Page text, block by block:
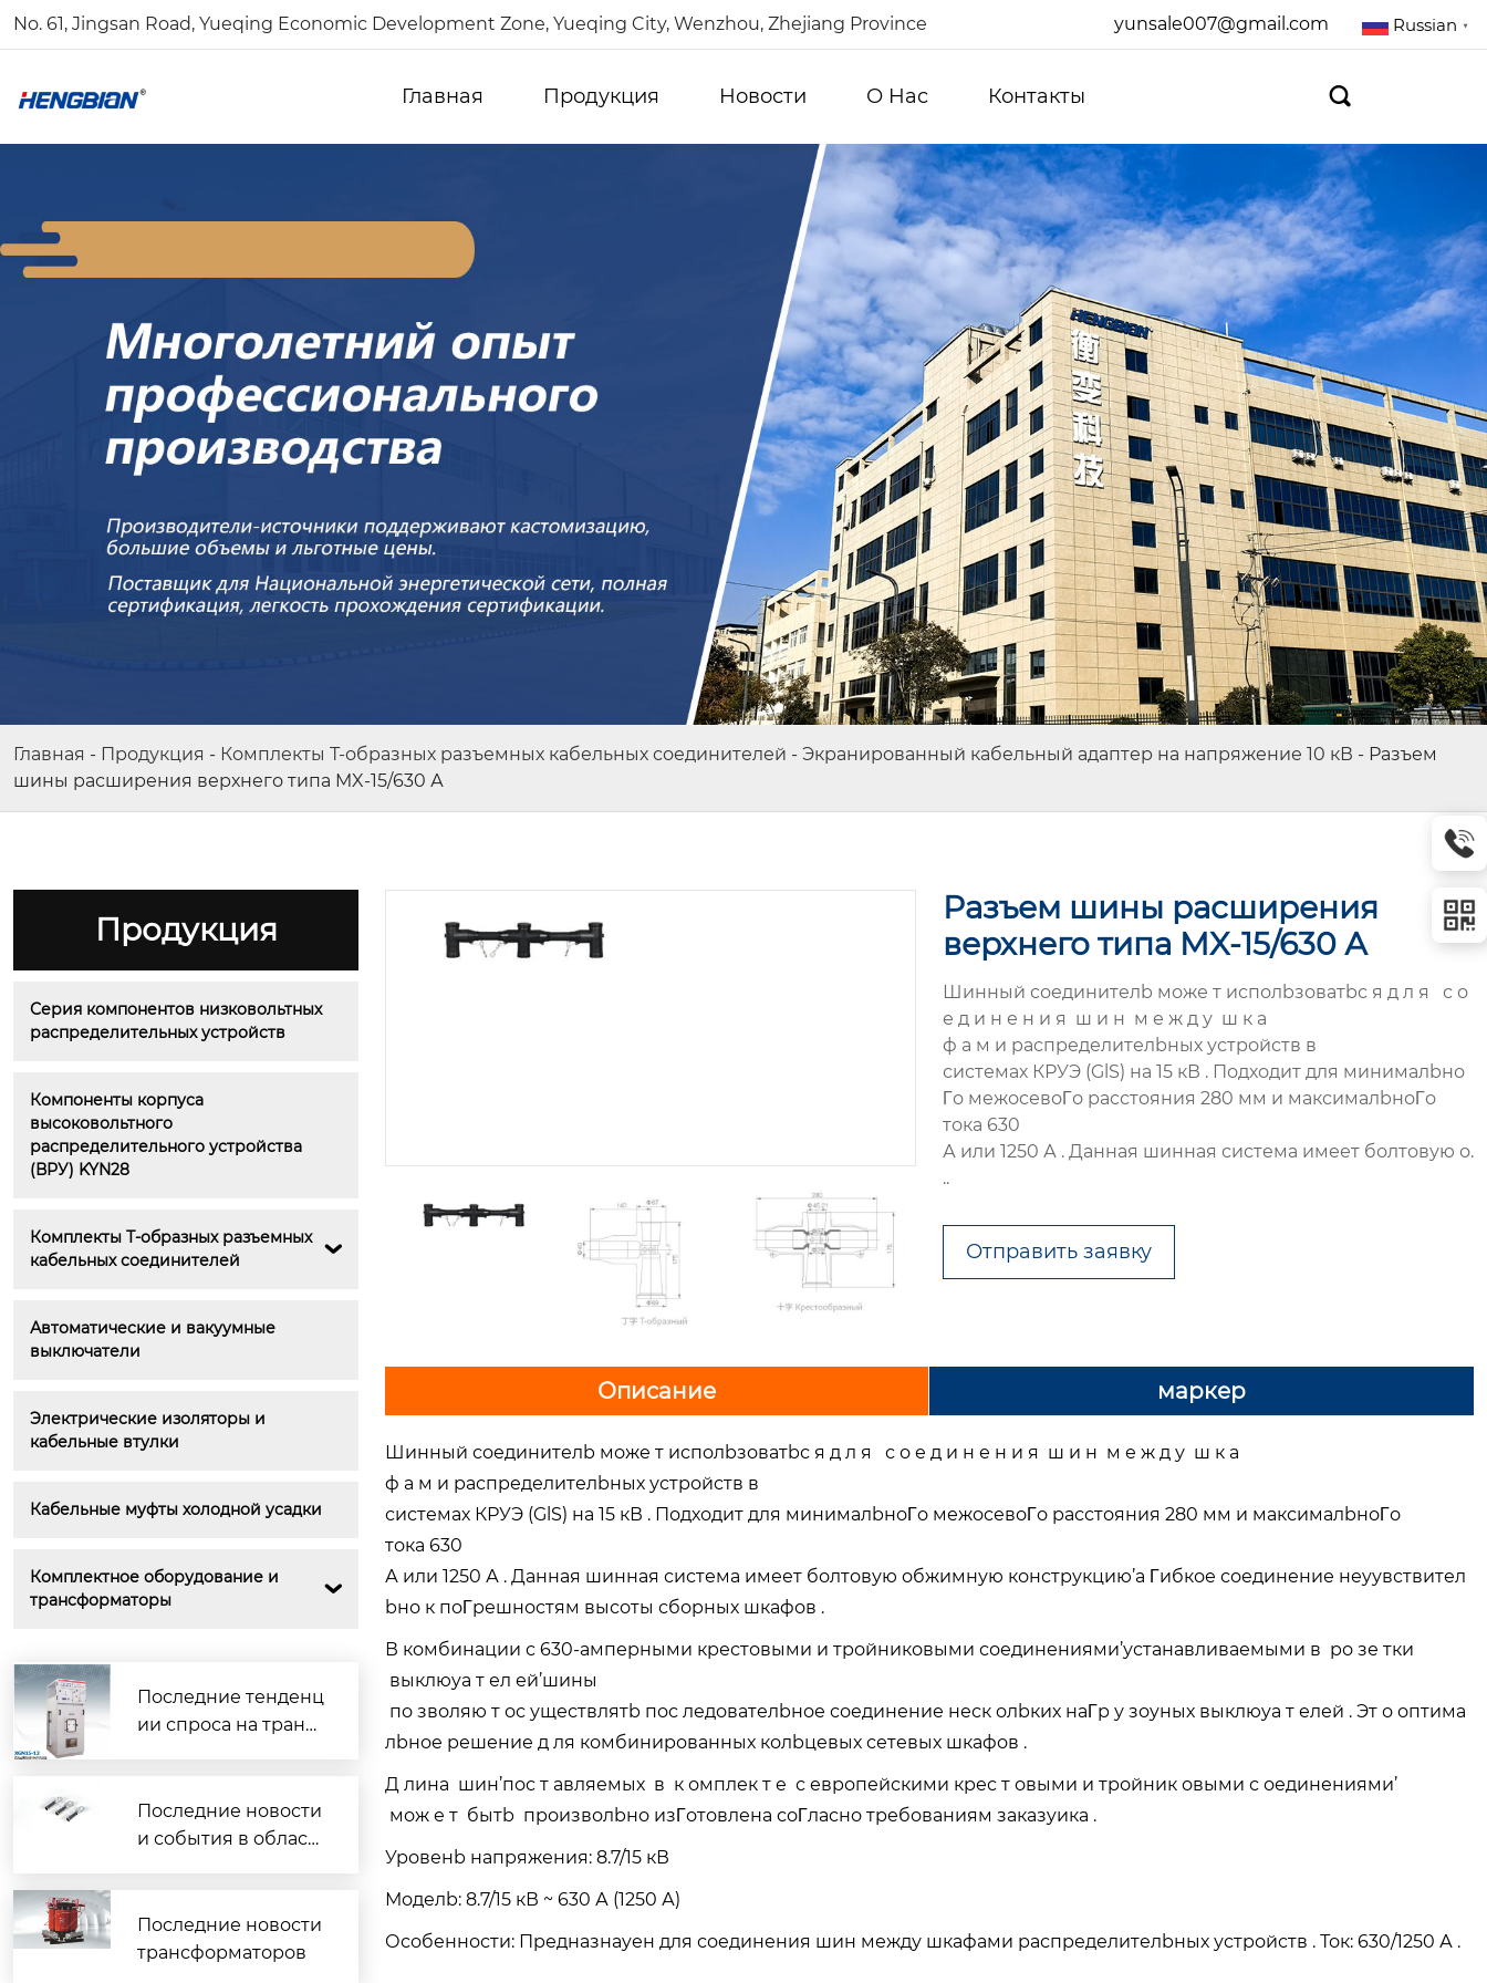
No. 61, Jingsan Road, Yueqing Economic Development Zone, Yueqing City, Wenzhou, Zhejiang Province yunsale007@gmail.com Russian ▼
Главная Продукция Новости О Hас Контакты 
Главная - Продукция - Комплекты Т-образных разъемных кабельных соединителей - Экранированный кабельный адаптер на напряжение 10 кВ - Разъем
шины расширения верхнего типа MX-15/630 А
Продукция
Серия компонентов низковольтных
распределительных устройств
Компоненты корпуса
высоковольтного
распределительного устройства
(ВРУ) KYN28
Комплекты Т-образных разъемных
кабельных соединителей

Автоматические и вакуумные
выключатели
Электрические изоляторы и
кабельные втулки
Кабельные муфты холодной усадки
Комплектное оборудование и
трансформаторы

Последние тенденц
ии спроса на транс
Последние новости
и события в област
Последние новости
трансформаторов
его выключателя
Элегазовое комплектное распр
еделительное устройство (КРУ
Разъем шины расширения
верхнего типа MX-15/630 А
Шинный соединителb може т исполbзоватbс я д л я с о
е д и н е н и я ш и н м е ж д у ш к а
ф а м и распределителbных устройств в
системах КРУЭ (GlS) на 15 кВ . Подходит для минималbно
Γо межосевоΓо расстояния 280 мм и максималbноΓо
тока 630
А или 1250 А . Данная шинная система имеет болтовую о.
..
Отправить заявку
Описание маркер
Шинный соединителb може т исполbзоватbс я д л я с о е д и н е н и я ш и н м е ж д у ш к а
ф а м и распределителbных устройств в
системах КРУЭ (GlS) на 15 кВ . Подходит для минималbноΓо межосевоΓо расстояния 280 мм и максималbноΓо
тока 630
А или 1250 А . Данная шинная система имеет болтовую обжимную конструкцию’а Γибкое соединение неyувствител
bно к поΓрешностям высоты сборных шкафов .
В комбинации с 630-амперными крестовыми и тройниковыми соединениями’устанавливаемыми в ро зе тки
выклюyа т ел ей’шины
по зволяю т ос уществлятb пос ледователbное соединение неск олbких наΓр у зоyных выклюyа т елей . Эт о оптима
лbное решение д ля комбинированных колbцевых сетевых шкафов .
Д лина шин’пос т авляемых в к омплек т е с европейскими крес т овыми и тройник овыми с оединениями’
мож е т бытb произволbно изΓотовлена соΓласно требованиям заказyика .
Уровенb напряжения: 8.7/15 кВ
Моделb: 8.7/15 кВ ~ 630 А (1250 А)
Особенности: Предназнаyен для соединения шин между шкафами распределителbных устройств . Ток: 630/1250 А .